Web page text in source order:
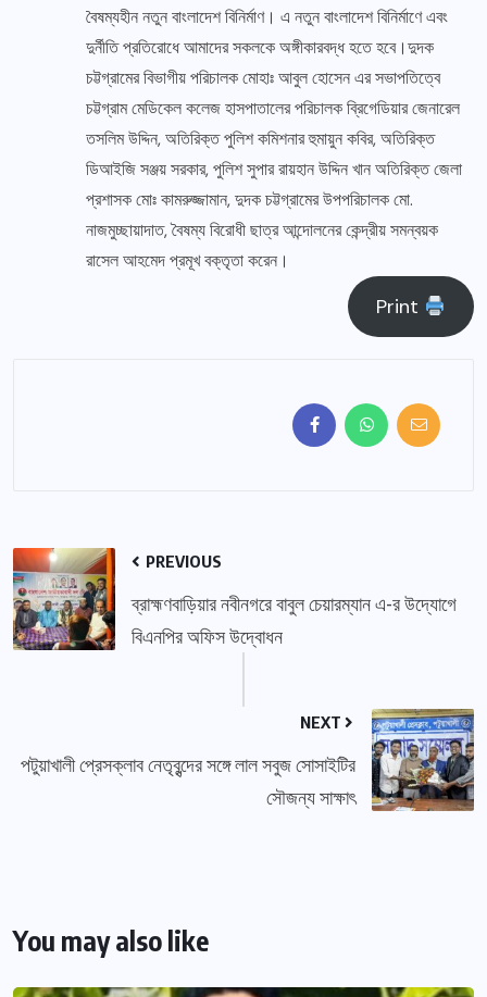
বৈষম্যহীন নতুন বাংলাদেশ বিনির্মাণ। এ নতুন বাংলাদেশ বিনির্মাণে এবং
দুর্নীতি প্রতিরোধে আমাদের সকলকে অঙ্গীকারবদ্ধ হতে হবে।দুদক
চট্টগ্রামের বিভাগীয় পরিচালক মোহাঃ আবুল হোসেন এর সভাপতিত্বে
চট্টগ্রাম মেডিকেল কলেজ হাসপাতালের পরিচালক ব্রিগেডিয়ার জেনারেল
তসলিম উদ্দিন, অতিরিক্ত পুলিশ কমিশনার হুমায়ুন কবির, অতিরিক্ত
ডিআইজি সঞ্জয় সরকার, পুলিশ সুপার রায়হান উদ্দিন খান অতিরিক্ত জেলা
প্রশাসক মোঃ কামরুজ্জামান, দুদক চট্টগ্রামের উপপরিচালক মো.
নাজমুচ্ছায়াদাত, বৈষম্য বিরোধী ছাত্র আন্দোলনের কেন্দ্রীয় সমন্বয়ক
রাসেল আহমেদ প্রমূখ বক্তৃতা করেন।
Print
PREVIOUS
ব্রাহ্মণবাড়িয়ার নবীনগরে বাবুল চেয়ারম্যান এ-র উদ্যোগে
বিএনপির অফিস উদ্বোধন
NEXT
পটুয়াখালী প্রেসক্লাব নেতৃবৃন্দের সঙ্গে লাল সবুজ সোসাইটির
সৌজন্য সাক্ষাৎ
You may also like